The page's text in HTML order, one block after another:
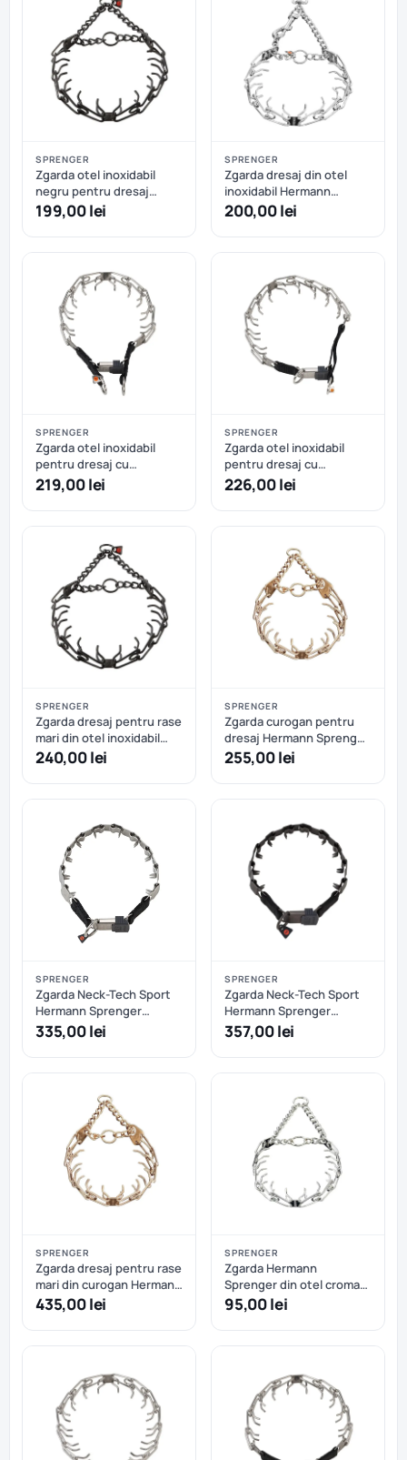
SPRENGER
Zgarda otel inoxidabil
negru pentru dresaj
Hermann Sprenger - 58
199,00 lei
SPRENGER
Zgarda dresaj din otel
inoxidabil Hermann
Sprenger carabiniera tip
carlig 57 cm
200,00 lei
SPRENGER
Zgarda otel inoxidabil
pentru dresaj cu
catarama rapida Hermann
Sprenger - 52 cm - 52 cm
219,00 lei
SPRENGER
Zgarda otel inoxidabil
pentru dresaj cu
catarama rapida Hermann
Sprenger - 52 cm
226,00 lei
SPRENGER
Zgarda dresaj pentru rase
mari din otel inoxidabil
NEGRU Hermann
Sprenger 63 cm
240,00 lei
SPRENGER
Zgarda curogan pentru
dresaj Hermann Sprenger
- 59 cm
255,00 lei
SPRENGER
Zgarda Neck-Tech Sport
Hermann Sprenger
pentru dresaj, din otel
inoxidabil cu catarama
rapida - 60 cm
335,00 lei
SPRENGER
Zgarda Neck-Tech Sport
Hermann Sprenger
pentru dresaj, din otel
inoxidabil NEGRU MAT cu
catarama rapida - 60 cm
357,00 lei
SPRENGER
Zgarda dresaj pentru rase
mari din curogan Hermann
Sprenger – 63 cm
435,00 lei
SPRENGER
Zgarda Hermann
Sprenger din otel cromat
pentru dresaj - 58 cm
95,00 lei